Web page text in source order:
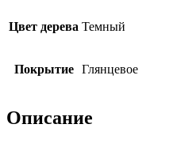
Цвет дерева Темный
Покрытие Глянцевое
Описание